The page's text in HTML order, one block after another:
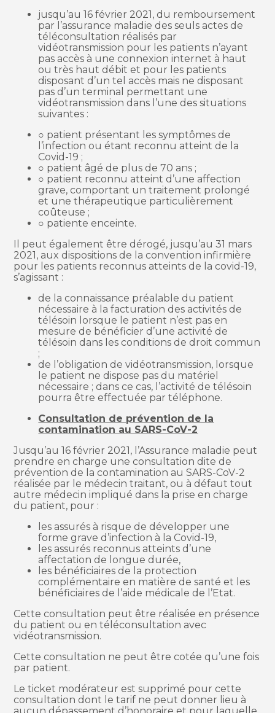
jusqu’au 16 février 2021, du remboursement
par l’assurance maladie des seuls actes de
téléconsultation réalisés par
vidéotransmission pour les patients n’ayant
pas accès à une connexion internet à haut
ou très haut débit et pour les patients
disposant d’un tel accès mais ne disposant
pas d’un terminal permettant une
vidéotransmission dans l’une des situations
suivantes :
○ patient présentant les symptômes de
l’infection ou étant reconnu atteint de la
Covid-19 ;
○ patient âgé de plus de 70 ans ;
○ patient reconnu atteint d’une affection
grave, comportant un traitement prolongé
et une thérapeutique particulièrement
coûteuse ;
○ patiente enceinte.
Il peut également être dérogé, jusqu’au 31 mars
2021, aux dispositions de la convention infirmière
pour les patients reconnus atteints de la covid-19,
s’agissant :
de la connaissance préalable du patient
nécessaire à la facturation des activités de
télésoin lorsque le patient n’est pas en
mesure de bénéficier d’une activité de
télésoin dans les conditions de droit commun
;
de l’obligation de vidéotransmission, lorsque
le patient ne dispose pas du matériel
nécessaire ; dans ce cas, l’activité de télésoin
pourra être effectuée par téléphone.
Consultation de prévention de la
contamination au SARS-CoV-2
Jusqu’au 16 février 2021, l’Assurance maladie peut
prendre en charge une consultation dite de
prévention de la contamination au SARS-CoV-2
réalisée par le médecin traitant, ou à défaut tout
autre médecin impliqué dans la prise en charge
du patient, pour :
les assurés à risque de développer une
forme grave d’infection à la Covid-19,
les assurés reconnus atteints d’une
affectation de longue durée,
les bénéficiaires de la protection
complémentaire en matière de santé et les
bénéficiaires de l’aide médicale de l’Etat.
Cette consultation peut être réalisée en présence
du patient ou en téléconsultation avec
vidéotransmission.
Cette consultation ne peut être cotée qu’une fois
par patient.
Le ticket modérateur est supprimé pour cette
consultation dont le tarif ne peut donner lieu à
aucun dépassement d’honoraire et pour laquelle